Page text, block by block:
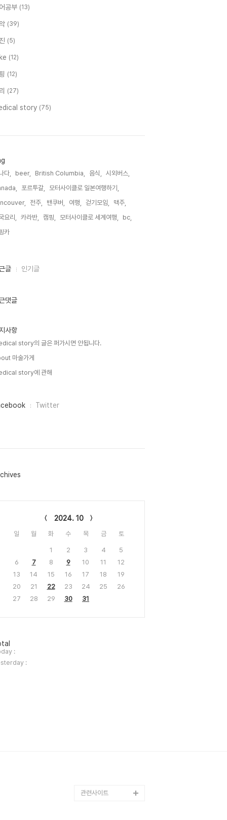
공부 (13)
(39)
(5)
(12)
(12)
(27)
story (75)
다, beer, British Columbia, 음식,
시외버스,
포르투갈,
모터사이클로 일본여행하기,
전주, 밴쿠버, 여행, 걷기모임,
맥주,
요리,
카라반, 캠핑, 모터사이클로 세계여행,
bc,
카,
글 인기글
댓글
사항
story의 글은 퍼가시면 안됩니다.
마술가게
story에 관해
Twitter
2024. 10
일 월 화 수 목 금 토
1 2 3 4
5
6
7 8 9 10 11
12
13
14 15 16 17 18
19
20
21 22 23 24 25
26
27
28 29 30 31
:
:
관련사이트